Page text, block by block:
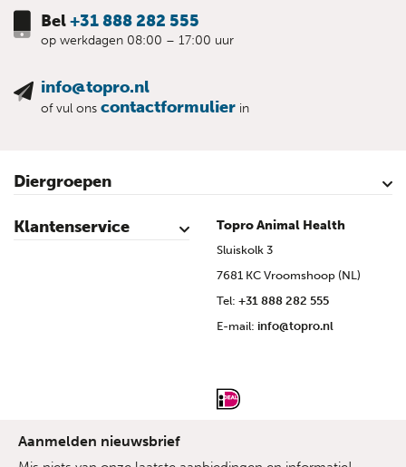
Bel+31 888 282 555
op werkdagen 08:00 – 17:00 uur
info@topro.nl
of vul ons contactformulier in
Diergroepen
Rundvee
Kalveren
Schapen
Schaap lammeren
Geiten
Geit lammeren
Varkens
Biggen
Pluimvee
Klantenservice
Contact
Mijn account
Veilig winkelen
Algemene voorwaarden
Privacy- en cookieverklaring
Disclaimer
Bronvermelding
Sitemap
Topro Partners
Cow Programme krant archief
Topro Animal Health
Sluiskolk 3
7681 KC Vroomshoop (NL)
Tel: +31 888 282 555
E-mail: info@topro.nl
Aanmelden nieuwsbrief